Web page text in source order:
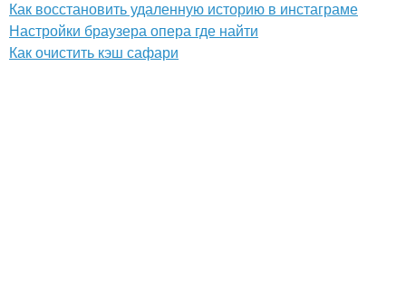
Как восстановить удаленную историю в инстаграме
Настройки браузера опера где найти
Как очистить кэш сафари